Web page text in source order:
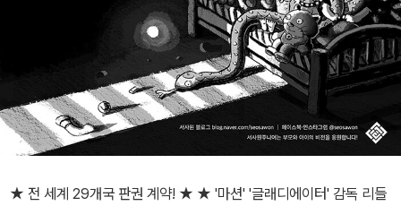
★ 전 세계 29개국 판권 계약! ★ ★ '마션' '글래디에이터' 감독 리들